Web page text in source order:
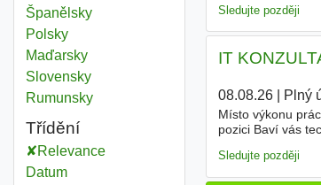
Španělsky
Polsky
Maďarsky
Slovensky
Rumunsky
Třídění
Relevance
Datum
Sledujte později
IT
08.08.26| Plný
Místo výkonu
pozici Baví vás
Sledujte později